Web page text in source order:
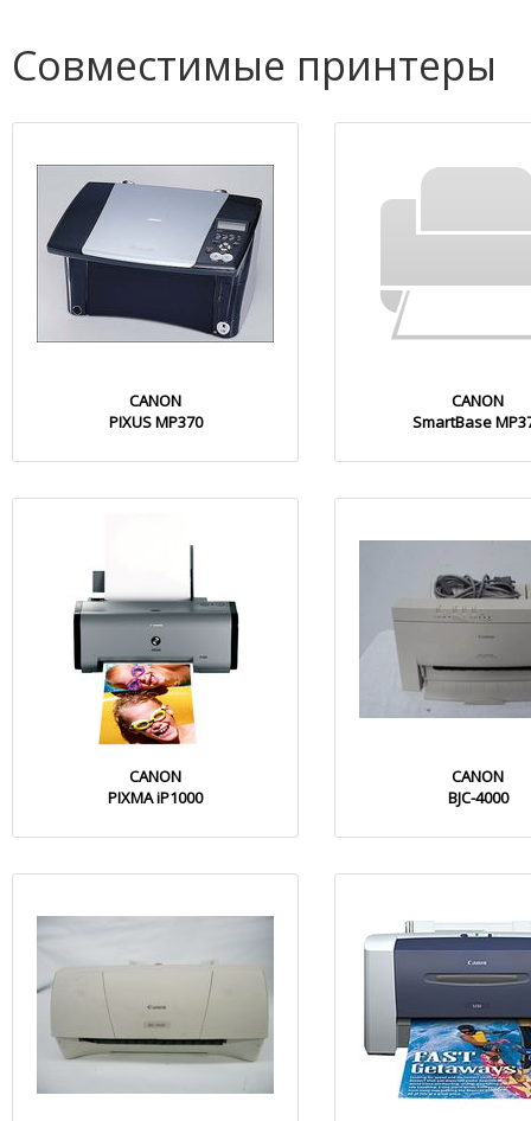
Совместимые принтеры
CANON
PIXUS MP370
CANON
SmartBase
CANON
PIXMA iP1000
CANON
BJC-4000